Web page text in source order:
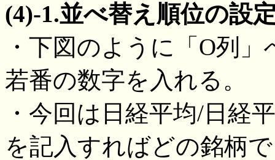
(4)-1.並べ替え順位の設
・下図のように「O列
若番の数字を入れる。
・今回は日経平均/日経
を記入すればどの銘柄